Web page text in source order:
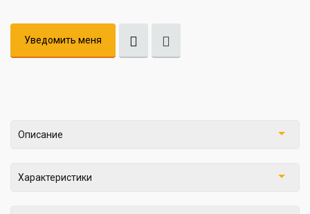
Уведомить меня
Описание
Характеристики